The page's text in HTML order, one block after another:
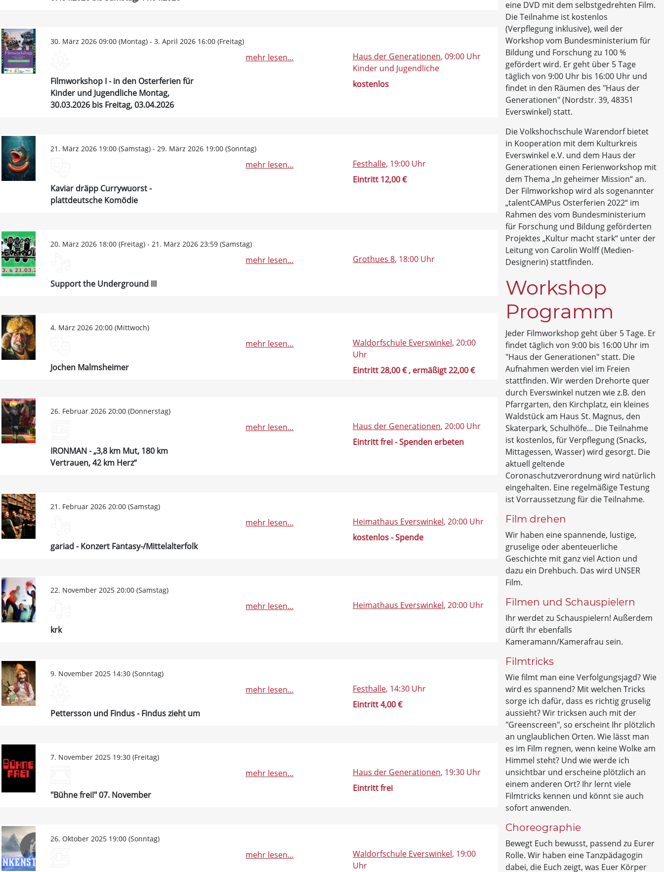
30. März 2026 09:00 (Montag) - 3. April 2026 16:00 (Freitag)
Filmworkshop I - in den Osterferien für
Kinder und Jugendliche Montag,
30.03.2026 bis Freitag, 03.04.2026
mehr lesen... Haus der Generationen, 09:00 Uhr
Kinder und Jugendliche
kostenlos
21. März 2026 19:00 (Samstag) - 29. März 2026 19:00 (Sonntag)
Kaviar dräpp Currywuorst -
plattdeutsche Komödie
mehr lesen... Festhalle, 19:00 Uhr
Eintritt 12,00 €
20. März 2026 18:00 (Freitag) - 21. März 2026 23:59 (Samstag)
Support the Underground III
mehr lesen... Grothues 8, 18:00 Uhr
4. März 2026 20:00 (Mittwoch)
Jochen Malmsheimer
mehr lesen... Waldorfschule Everswinkel, 20:00
Uhr
Eintritt 28,00 €, ermäßigt 22,00 €
26. Februar 2026 20:00 (Donnerstag)
IRONMAN - „3,8 km Mut, 180 km
Vertrauen, 42 km Herz“
mehr lesen... Haus der Generationen, 20:00 Uhr
Eintritt frei - Spenden erbeten
21. Februar 2026 20:00 (Samstag)
gariad - Konzert Fantasy-/Mittelalterfolk
mehr lesen... Heimathaus Everswinkel, 20:00 Uhr
kostenlos - Spende
22. November 2025 20:00 (Samstag)
krk
mehr lesen... Heimathaus Everswinkel, 20:00 Uhr
9. November 2025 14:30 (Sonntag)
Pettersson und Findus - Findus zieht um
mehr lesen... Festhalle, 14:30 Uhr
Eintritt 4,00 €
7. November 2025 19:30 (Freitag)
"Bühne frei!" 07. November
mehr lesen... Haus der Generationen, 19:30 Uhr
Eintritt frei
26. Oktober 2025 19:00 (Sonntag)
mehr lesen... Waldorfschule Everswinkel, 19:00
Uhr
eine DVD mit dem selbstgedrehten Film.
Die Teilnahme ist kostenlos
(Verpflegung inklusive), weil der
Workshop vom Bundesministerium für
Bildung und Forschung zu 100 %
gefördert wird. Er geht über 5 Tage
täglich von 9:00 Uhr bis 16:00 Uhr und
findet in den Räumen des "Haus der
Generationen" (Nordstr. 39, 48351
Everswinkel) statt.
Die Volkshochschule Warendorf bietet
in Kooperation mit dem Kulturkreis
Everswinkel e.V. und dem Haus der
Generationen einen Ferienworkshop mit
dem Thema „In geheimer Mission“ an.
Der Filmworkshop wird als sogenannter
„talentCAMPus Osterferien 2022“ im
Rahmen des vom Bundesministerium
für Forschung und Bildung geförderten
Projektes „Kultur macht stark“ unter der
Leitung von Carolin Wolff (Medien-
Designerin) stattfinden.
Workshop
Programm
Jeder Filmworkshop geht über 5 Tage. Er
findet täglich von 9:00 bis 16:00 Uhr im
"Haus der Generationen" statt. Die
Aufnahmen werden viel im Freien
stattfinden. Wir werden Drehorte quer
durch Everswinkel nutzen wie z.B. den
Pfarrgarten, den Kirchplatz, ein kleines
Waldstück am Haus St. Magnus, den
Skaterpark, Schulhöfe... Die Teilnahme
ist kostenlos, für Verpflegung (Snacks,
Mittagessen, Wasser) wird gesorgt. Die
aktuell geltende
Coronaschutzverordnung wird natürlich
eingehalten. Eine regelmäßige Testung
ist Vorraussetzung für die Teilnahme.
Film drehen
Wir haben eine spannende, lustige,
gruselige oder abenteuerliche
Geschichte mit ganz viel Action und
dazu ein Drehbuch. Das wird UNSER
Film.
Filmen und Schauspielern
Ihr werdet zu Schauspielern! Außerdem
dürft Ihr ebenfalls
Kameramann/Kamerafrau sein.
Filmtricks
Wie filmt man eine Verfolgungsjagd? Wie
wird es spannend? Mit welchen Tricks
sorge ich dafür, dass es richtig gruselig
aussieht? Wir tricksen auch mit der
"Greenscreen", so erscheint Ihr plötzlich
an unglaublichen Orten. Wie lässt man
es im Film regnen, wenn keine Wolke am
Himmel steht? Und wie werde ich
unsichtbar und erscheine plötzlich an
einem anderen Ort? Ihr lernt viele
Filmtricks kennen und könnt sie auch
sofort anwenden.
Choreographie
Bewegt Euch bewusst, passend zu Eurer
Rolle. Wir haben eine Tanzpädagogin
dabei, die Euch zeigt, was Euer Körper